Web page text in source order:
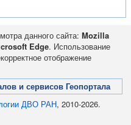
данного сайта: Mozilla
Edge. Использование
отображение
и сервисов Геопортала
ДВО РАН, 2010-2026.